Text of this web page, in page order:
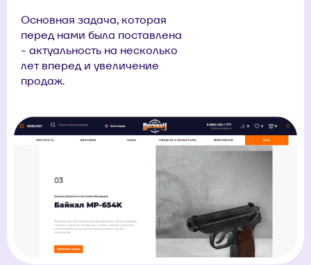
Основная задача, которая
перед нами была поставлена
- актуальность на несколько
лет вперед и увеличение
продаж.